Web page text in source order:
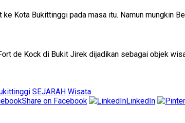
ke Kota Bukittinggi pada masa itu. Namun mungkin
de Kock di Bukit Jirek dijadikan sebagai objek
SEJARAH Wisata
Share on Facebook LinkedIn